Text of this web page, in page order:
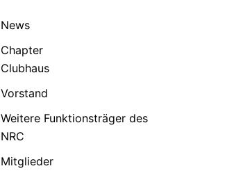
News
Chapter
Clubhaus
Vorstand
Weitere Funktionsträger des
NRC
Mitglieder